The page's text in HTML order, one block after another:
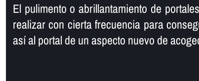
El pulimento o abrillantamiento de
realizar con cierta frecuencia para
así­ al portal de un aspecto nuevo de